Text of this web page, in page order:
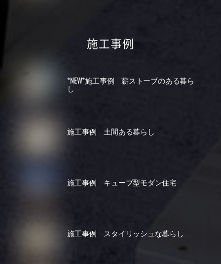
施工事例
*NEW*施工事例 薪ストーブのある暮ら
し
施工事例 土間ある暮らし
施工事例 キューブ型モダン住宅
施工事例 スタイリッシュな暮らし